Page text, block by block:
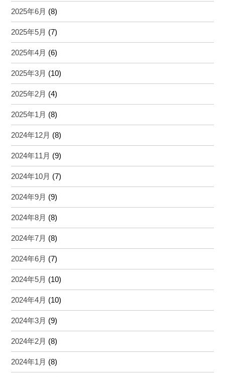
2025年6月 (8)
2025年5月 (7)
2025年4月 (6)
2025年3月 (10)
2025年2月 (4)
2025年1月 (8)
2024年12月 (8)
2024年11月 (9)
2024年10月 (7)
2024年9月 (9)
2024年8月 (8)
2024年7月 (8)
2024年6月 (7)
2024年5月 (10)
2024年4月 (10)
2024年3月 (9)
2024年2月 (8)
2024年1月 (8)